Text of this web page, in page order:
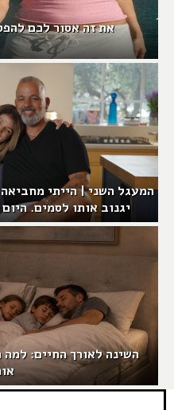
את זה אסור לכם
המעגל השני | הייתי
יגנוב אותו לסמים.
השינה לאורך החיים: